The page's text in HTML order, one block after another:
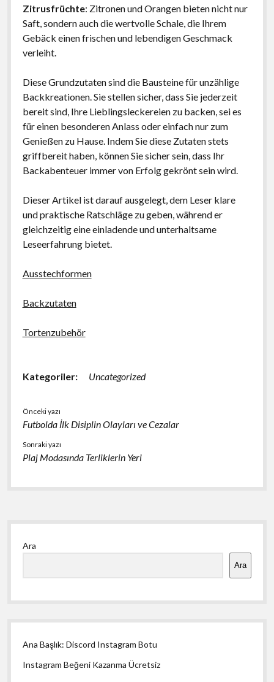
Zitrusfrüchte: Zitronen und Orangen bieten nicht nur
Saft, sondern auch die wertvolle Schale, die Ihrem
Gebäck einen frischen und lebendigen Geschmack
verleiht.
Diese Grundzutaten sind die Bausteine für unzählige
Backkreationen. Sie stellen sicher, dass Sie jederzeit
bereit sind, Ihre Lieblingsleckereien zu backen, sei es
für einen besonderen Anlass oder einfach nur zum
Genießen zu Hause. Indem Sie diese Zutaten stets
griffbereit haben, können Sie sicher sein, dass Ihr
Backabenteuer immer von Erfolg gekrönt sein wird.
Dieser Artikel ist darauf ausgelegt, dem Leser klare
und praktische Ratschläge zu geben, während er
gleichzeitig eine einladende und unterhaltsame
Leseerfahrung bietet.
Ausstechformen
Backzutaten
Tortenzubehör
Kategoriler: Uncategorized
Önceki yazı
Futbolda İlk Disiplin Olayları ve Cezalar
Sonraki yazı
Plaj Modasında Terliklerin Yeri
Yan
Menü
Ara
Ara
Ana Başlık: Discord Instagram Botu
Instagram Beğeni Kazanma Ücretsiz